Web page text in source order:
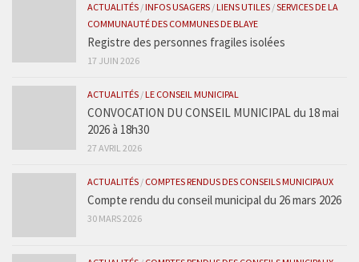
ACTUALITÉS /INFOS USAGERS /LIENS UTILES /SERVICES DE LA
COMMUNAUTÉ DES COMMUNES DE BLAYE
Registre des personnes fragiles isolées
17 JUIN 2026
ACTUALITÉS /LE CONSEIL MUNICIPAL
CONVOCATION DU CONSEIL MUNICIPAL du 18 mai
2026 à 18h30
27 AVRIL 2026
ACTUALITÉS / COMPTES RENDUS DES CONSEILS MUNICIPAUX
Compte rendu du conseil municipal du 26 mars 2026
30 MARS 2026